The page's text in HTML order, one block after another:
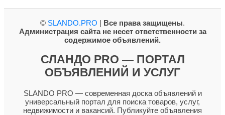
© SLANDO.PRO | Все права защищены.
Администрация сайта не несет ответственности за
содержимое объявлений.
СЛАНДО PRO — ПОРТАЛ
ОБЪЯВЛЕНИЙ И УСЛУГ
SLANDO PRO — современная доска объявлений и
универсальный портал для поиска товаров, услуг,
недвижимости и вакансий. Публикуйте объявления